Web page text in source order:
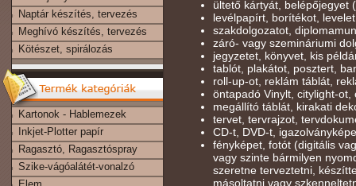
Naptár készítés, tervezés
Meghívó készítés, tervezés
Kötészet, spirálozás
Kartonok - Hablemezek
Inkjet-Plotter papír
Ragasztó, Ragasztóspray
Szike-vágóalátét-vonalzó
ültető kártyát, belépőjegyet
levélpapírt, borítékot,
szakdolgozatot,
záró- vagy szemináriumi
jegyzetet, könyvet, kis
tablót, plakátot, posztert,
roll-up-ot, reklám táblát,
öntapadó Vinylt, citylight-ot,
megállító táblát, kirakati
tervet, tervrajzot,
CD-t, DVD-t,
fényképet, fotót (digitális
vagy szinte bármilyen
szeretne terveztetni,
másoltatni vagy